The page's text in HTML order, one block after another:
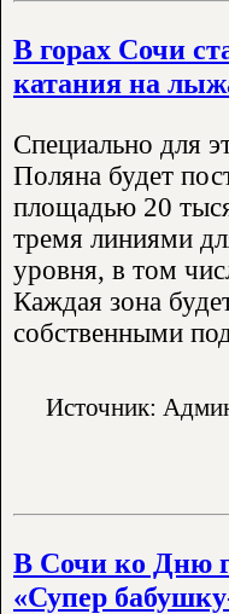
В горах Сочи
катания на
Специально для
Поляна будет
площадью 20
тремя линиями
уровня, в том
Каждая зона
собственными
Источник:
В Сочи ко Дню
«Супер